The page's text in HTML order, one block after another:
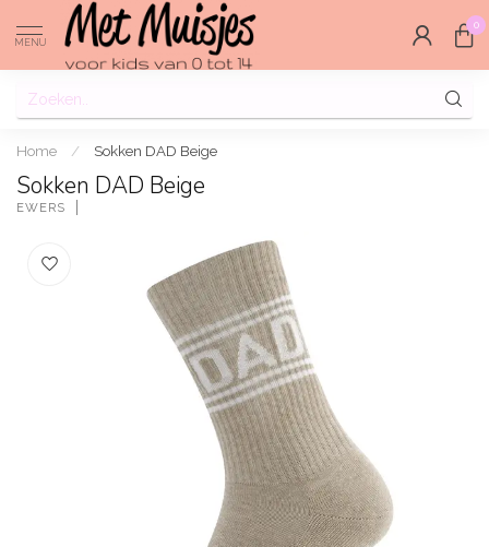
MENU
0
Home / Sokken DAD Beige
Sokken DAD Beige
EWERS